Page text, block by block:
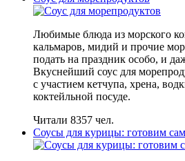
Любимые блюда из морского
кальмаров, мидий и прочие
подать на праздник особо, и
Вкуснейший соус для
с участием кетчупа, хрена,
коктейльной посуде.
Читали 8357 чел.
Соусы для курицы: готовим